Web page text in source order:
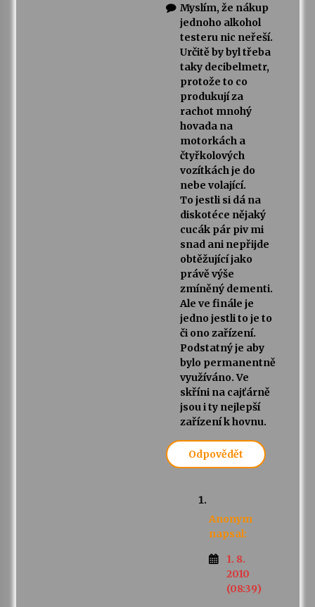
Myslím, že nákup
jednoho alkohol
testeru nic neřeší.
Určitě by byl třeba
taky decibelmetr,
protože to co
produkují za
rachot mnohý
hovada na
motorkách a
čtyřkolových
vozítkách je do
nebe volající.
To jestli si dá na
diskotéce nějaký
cucák pár piv mi
snad ani nepřijde
obtěžující jako
právě výše
zmíněný dementi.
Ale ve finále je
jedno jestli to je to
či ono zařízení.
Podstatný je aby
bylo permanentně
využíváno. Ve
skříni na cajťárně
jsou i ty nejlepší
zařízení k hovnu.
Odpovědět
Anonym
napsal:
1. 8.
2010
(08:39)